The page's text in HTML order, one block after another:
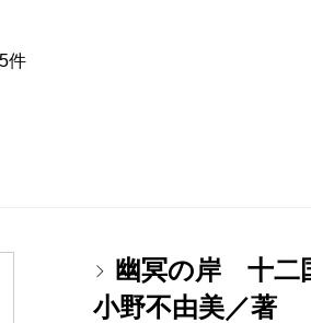
件
幽冥の岸 十二
小野不由美／著